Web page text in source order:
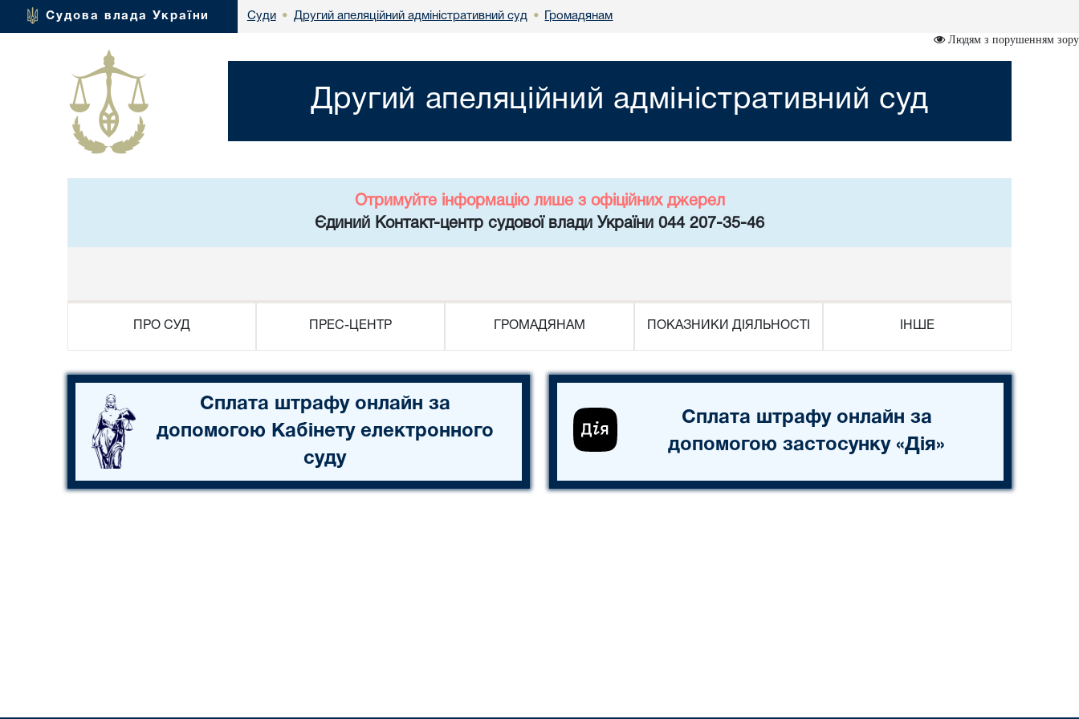
Судова влада України Суди • Другий апеляційний адміністративний суд • Громадянам
Людям з порушенням зору
Другий апеляційний адміністративний суд
Отримуйте інформацію лише з офіційних джерел
Єдиний Контакт-центр судової влади України 044 207-35-46
ПРО СУД ПРЕС-ЦЕНТР ГРОМАДЯНАМ ПОКАЗНИКИ ДІЯЛЬНОСТІ ІНШЕ
Сплата штрафу онлайн за
допомогою Кабінету електронного
суду
Сплата штрафу онлайн за
допомогою застосунку «Дія»